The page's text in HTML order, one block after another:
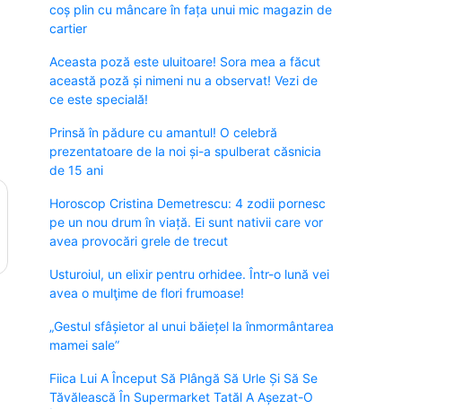
coș plin cu mâncare în fața unui mic magazin de
cartier
Aceasta poză este uluitoare! Sora mea a făcut
această poză și nimeni nu a observat! Vezi de
ce este specială!
Prinsă în pădure cu amantul! O celebră
prezentatoare de la noi și-a spulberat căsnicia
de 15 ani
Horoscop Cristina Demetrescu: 4 zodii pornesc
pe un nou drum în viață. Ei sunt nativii care vor
avea provocări grele de trecut
Usturoiul, un elixir pentru orhidee. Într-o lună vei
avea o mulţime de flori frumoase!
„Gestul sfâșietor al unui băiețel la înmormântarea
mamei sale”
Fiica Lui A Început Să Plângă Să Urle Și Să Se
Tăvălească În Supermarket Tatăl A Așezat-O